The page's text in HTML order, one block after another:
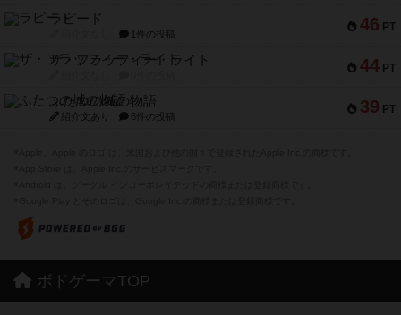
46 PT
ラピード
1件の投稿
44 PT
ザ・フラッフィー・ライト
39 PT
ふたつの城の物語
紹介文あり 6件の投稿
ボドゲーマTOP